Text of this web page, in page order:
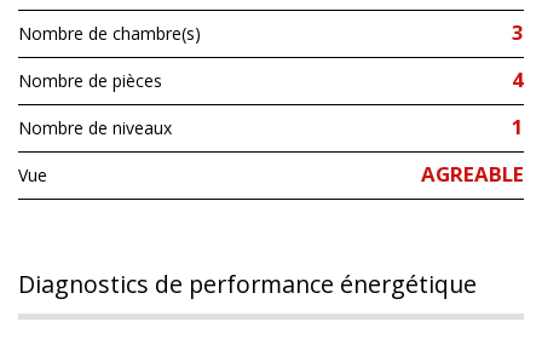
Nombre de chambre(s) 3
Nombre de pièces 4
Nombre de niveaux 1
Vue AGREABLE
diagnostics de performance énergétique